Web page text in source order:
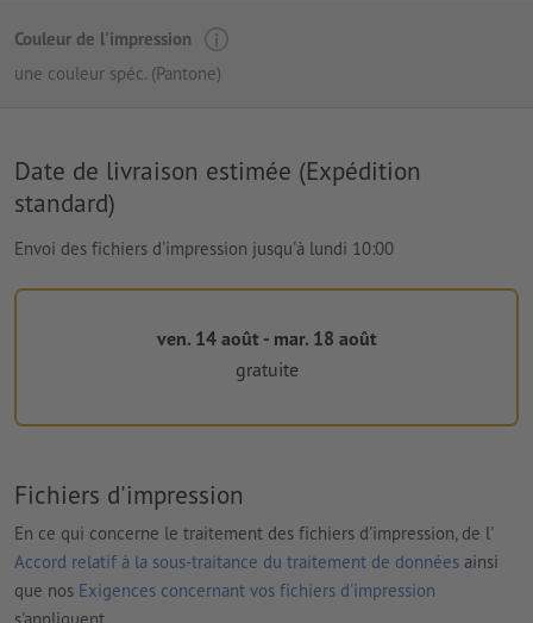
Couleur de l'impression
une couleur spéc. (Pantone)
Date de livraison estimée (Expédition
standard)
Envoi des fichiers d'impression jusqu'à lundi 10:00
ven. 14 août - mar. 18 août
gratuite
Fichiers d'impression
En ce qui concerne le traitement des fichiers d'impression, de l'
Accord relatif à la sous-traitance du traitement de données ainsi
que nos Exigences concernant vos fichiers d'impression